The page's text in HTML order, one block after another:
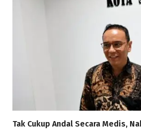
Tak Cukup Andal Secara Medis,